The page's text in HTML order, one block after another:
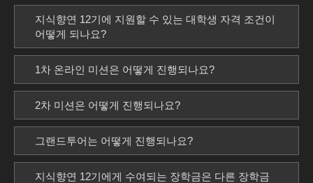
지식향연 12기에 지원할 수 있는 대학생 자격 조건이
어떻게 되나요?
1차 온라인 미션은 어떻게 진행되나요?
2차 미션은 어떻게 진행되나요?
그랜드투어는 어떻게 진행되나요?
지식향연 12기에게 수여되는 장학금은 다른 장학금